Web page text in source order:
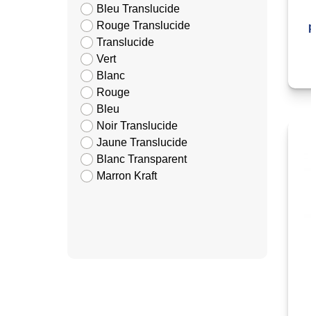
Bleu Translucide
Rouge Translucide
Translucide
Vert
Blanc
Rouge
Bleu
Noir Translucide
Jaune Translucide
Blanc Transparent
Marron Kraft